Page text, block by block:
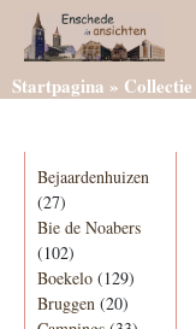
Startpagina » Collectie
Bejaardenhuizen
(27)
Bie de Noabers
(102)
Boekelo (129)
Bruggen (20)